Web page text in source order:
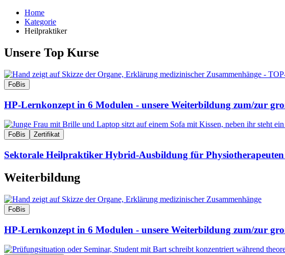
Home
Kategorie
Heilpraktiker
Unsere Top Kurse
FoBis
HP-Lernkonzept in 6 Modulen - unsere Weiterbildung zum/zur
FoBis Zertifikat
Sektorale Heilpraktiker Hybrid-Ausbildung für
Weiterbildung
FoBis
HP-Lernkonzept in 6 Modulen - unsere Weiterbildung zum/zur